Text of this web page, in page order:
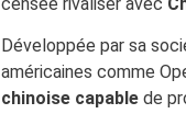
Développée par sa
américaines comme
chinoise capable de